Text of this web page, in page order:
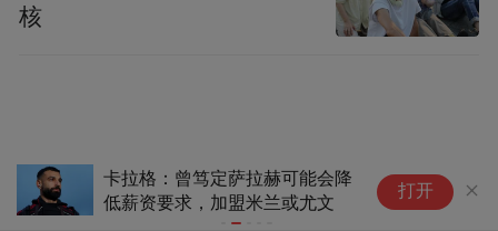
卡拉格：曾笃定萨拉赫可能会降
低薪资要求，加盟米兰或尤文
打开
核